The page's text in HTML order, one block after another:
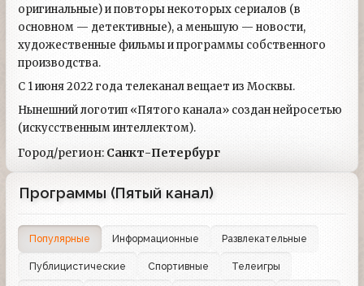
оригинальные) и повторы некоторых сериалов (в
основном — детективные), а меньшую — новости,
художественные фильмы и программы собственного
производства.
С 1 июня 2022 года телеканал вещает из Москвы.
Нынешний логотип «Пятого канала» создан нейросетью
(искусственным интеллектом).
Город/регион: Санкт-Петербург
Программы (Пятый канал)
Популярные Информационные Развлекательные
Публицистические Спортивные Телеигры